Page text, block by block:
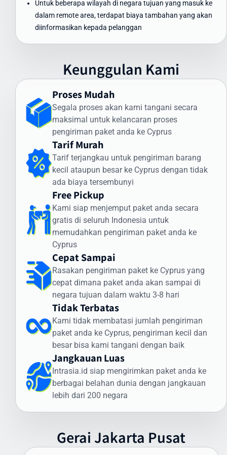
Pengiriman Express (udara): 3-5 hari kerja
Pengiriman Standard (udara): 5-7 hari kerja
Proses pemeriksaan bea cukai di Indonesia dan Cyprus
Kondisi cuaca dan faktor operasional
Ketersediaan transportasi di negara tujuan
Kejelasan dan kelengkapan alamat penerima
Intrasia.id memiliki sistem pelacakan canggih yang memungkinkan
Anda memantau status pengiriman secara real-time. Dengan
begitu, Anda selalu mendapatkan informasi terkini mengenai posisi
dan status paket Anda selama perjalanan ke Cyprus.
Cara Kirim Dokumen ke Cyprus dengan Aman
Pengiriman dokumen internasional membutuhkan penanganan
khusus. Intrasia.id menawarkan layanan khusus untuk cara kirim
dokumen ke Cyprus yang aman dan terjamin:
Jenis Dokumen yang Sering Dikirim ke Cyprus:
Dokumen legal dan kontrak bisnis
Sertifikat dan dokumen akademik
Dokumen imigrasi dan visa
Dokumen perbankan dan keuangan
Dokumen teknis dan spesifikasi produk
Keunggulan Layanan Dokumen Intrasia.id:
Pengiriman express prioritas
Pelacakan end-to-end
Kemasan khusus tahan air
Penanganan oleh staf terlatih
Jaminan keamanan dan kerahasiaan
Bukti pengiriman dan penerimaan
Asuransi dokumen (opsional)
pastikan dokumen Anda dikemas dengan aman dalam amplop
khusus dan dilengkapi dengan daftar isi yang jelas. Tim Intrasia.id
Untuk beberapa wilayah di negara tujuan yang masuk ke
dalam remote area, terdapat biaya tambahan yang akan
diinformasikan kepada pelanggan
Keunggulan Kami
Proses Mudah
Segala proses akan kami tangani secara
maksimal untuk kelancaran proses
pengiriman paket anda ke Cyprus
Tarif Murah
Tarif terjangkau untuk pengiriman barang
kecil ataupun besar ke Cyprus dengan tidak
ada biaya tersembunyi
Free Pickup
Kami siap menjemput paket anda secara
gratis di seluruh Indonesia untuk
memudahkan pengiriman paket anda ke
Cyprus
Cepat Sampai
Rasakan pengiriman paket ke Cyprus yang
cepat dimana paket anda akan sampai di
negara tujuan dalam waktu 3-8 hari
Tidak Terbatas
Kami tidak membatasi jumlah pengiriman
paket anda ke Cyprus, pengiriman kecil dan
besar bisa kami tangani dengan baik
Jangkauan Luas
Intrasia.id siap mengirimkan paket anda ke
berbagai belahan dunia dengan jangkauan
lebih dari 200 negara
Gerai Jakarta Pusat